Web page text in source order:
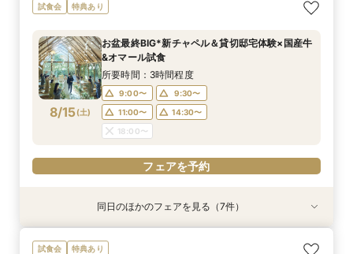
8/14(金)
2名様～少人数プラン【送迎付きで安心】一組貸
切でおススメ♪
12:00〜
15:00〜
17:00〜
18:00〜
フェアを予約
8/14(金)
【遠方の方◎オンライン相談会】スマホで簡単！
豪華5大特典付き
12:00〜
15:00〜
17:00〜
18:00〜
フェアを予約
試食会 特典あり
8/15(土)
お盆最終BIG*新チャペル＆貸切邸宅体験×国産牛
&オマール試食
所要時間：3時間程度
9:00〜
9:30〜
11:00〜
14:30〜
18:00〜
フェアを予約
特典あり 動画あり
マイナビW予約限定！料理重視★必見【国産牛*
特典あり
「即決ナシ」予算のリアル大公開！本番コーデ×
【遠方の方◎オンライン相談会】スマホで簡単！
不安解消★予算安心【シンプル婚・パパママ婚】
知りたい事だけ！60分でも可能【予算・雰囲
特典あり
【大切な家族！ペットと一緒の結婚式】限定特典
特典あり
【2名〜OK*送迎付きで安心】贅沢試食＆少人数
同日のほかのフェアを見る（7件）
試食会 特典あり